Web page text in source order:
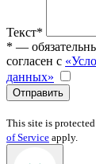
Текст*
* —
согласен с
данных»
Отправить
This site is
of Service apply.